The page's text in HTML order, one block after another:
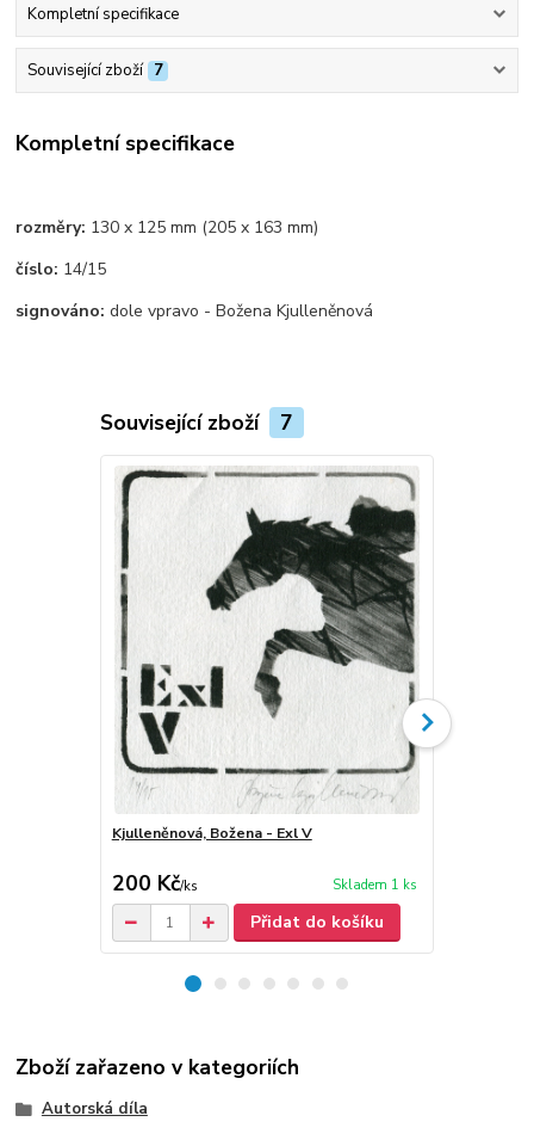
Kompletní specifikace
Související zboží 7
Kompletní specifikace
rozměry: 130 x 125 mm (205 x 163 mm)
číslo: 14/15
signováno: dole vpravo - Božena Kjulleněnová
Související zboží 7
Kjulleněnová, Božena - Exl V
200 Kč/ks Skladem 1 ks
Přidat do košíku
Zboží zařazeno v kategoriích
Autorská díla